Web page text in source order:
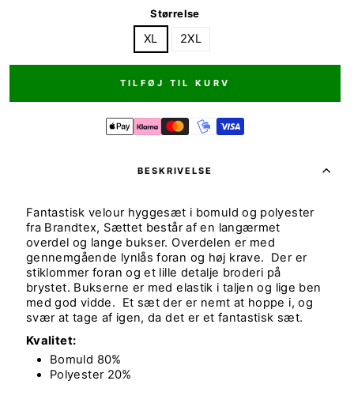
Størrelse
XL 2XL
TILFØJ TIL KURV
BESKRIVELSE
Fantastisk velour hyggesæt i bomuld og polyester
fra Brandtex, Sættet består af en langærmet
overdel og lange bukser. Overdelen er med
gennemgående lynlås foran og høj krave. Der er
stiklommer foran og et lille detalje broderi på
brystet. Bukserne er med elastik i taljen og lige ben
med god vidde. Et sæt der er nemt at hoppe i, og
svær at tage af igen, da det er et fantastisk sæt.
Kvalitet:
Bomuld 80%
Polyester 20%